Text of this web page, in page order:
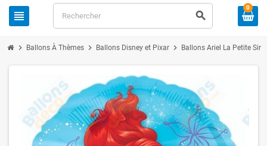
view_headline search
0
chevron_right Ballons À Thèmes chevron_right Ballons Disney et Pixar chevron_right Ballons Ariel La Petite